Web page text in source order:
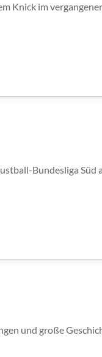
Knick im
Bundesliga Süd
und große